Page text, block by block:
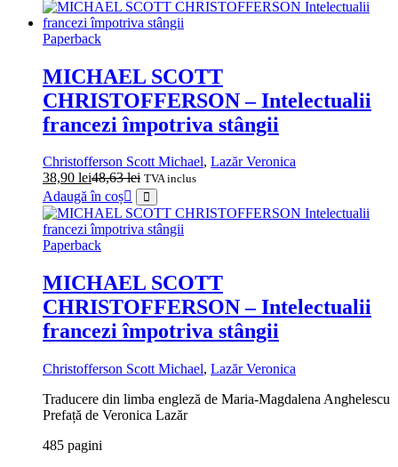
Paperback
MICHAEL SCOTT
CHRISTOFFERSON – Intelectualii
francezi împotriva stângii
Christofferson Scott Michael, Lazăr Veronica
38,90 lei48,63lei TVA inclus
Adaugă în coș
Paperback
MICHAEL SCOTT
CHRISTOFFERSON – Intelectualii
francezi împotriva stângii
Christofferson Scott Michael, Lazăr Veronica
Traducere din limba engleză de Maria-Magdalena Anghelescu
Prefață de Veronica Lazăr
485 pagini